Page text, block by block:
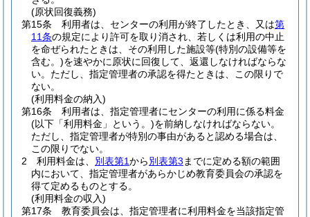
(原状回復義務)
第15条
利用者は、センターの利用が終了したとき、又は第
11条の規定により許可を取り消され、若しくは利用の中止
を命ぜられたときは、その利用した施設等(特別の設備等を
含む。)を速やかに原状に回復して、返還しなければならな
い。 ただし、指定管理者の承認を得たときは、この限りで
ない。
(利用料金の納入)
第16条
利用者は、指定管理者にセンターの利用に係る料金
(以下「利用料金」という。)を前納しなければならない。
ただし、指定管理者が特別の事由があると認める場合は、
この限りでない。
2
利用料金は、 別表第1から別表第3 までに定める額の範囲
内において、指定管理者があらかじめ教育委員会の承認を
得て定めるものとする。
(利用料金の収入)
第17条
教育委員会は、指定管理者に利用料金を当該指定管